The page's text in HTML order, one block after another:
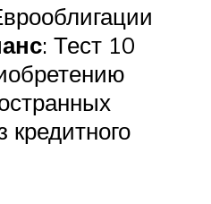
: Тест 10
кредитного